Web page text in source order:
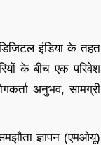
इंडिया के तहत
के बीच एक परिवेश
अनुभव, सामग्री
ज्ञापन (एमओयू)